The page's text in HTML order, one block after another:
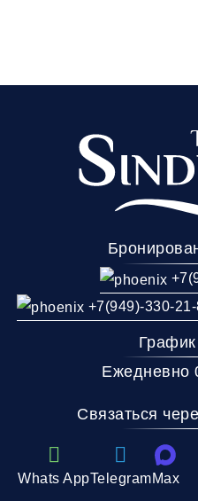
+7(949)-330-
Ежедневно
Связаться
Whats AppTelegramMax